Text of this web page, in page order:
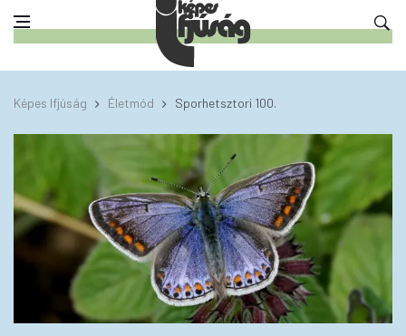
Képes Ifjúság Életmód Sporhetsztori 100.